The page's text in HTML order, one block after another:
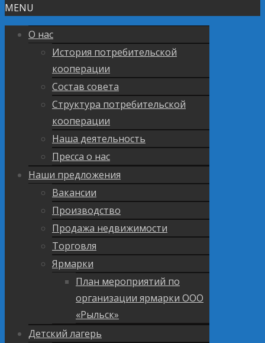
MENU
О нас
История потребительской
кооперации
Состав совета
Структура потребительской
кооперации
Наша деятельность
Пресса о нас
Наши предложения
Вакансии
Производство
Продажа недвижимости
Торговля
Ярмарки
План мероприятий по
организации ярмарки ООО
«Рыльск»
Детский лагерь